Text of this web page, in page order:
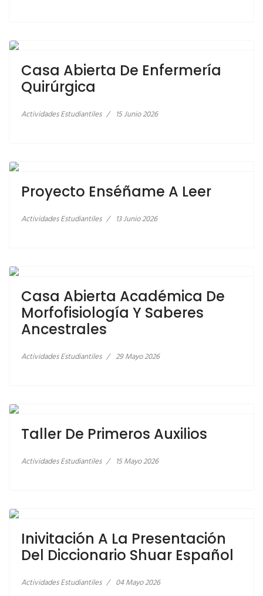
Casa Abierta De Enfermería
Quirúrgica
Actividades Estudiantiles 15 Junio 2026
Proyecto Enséñame A Leer
Actividades Estudiantiles 13 Junio 2026
Casa Abierta Académica De
Morfofisiología Y Saberes
Ancestrales
Actividades Estudiantiles 29 Mayo 2026
Taller De Primeros Auxilios
Actividades Estudiantiles 15 Mayo 2026
Inivitación A La Presentación
Del Diccionario Shuar Español
Actividades Estudiantiles 04 Mayo 2026